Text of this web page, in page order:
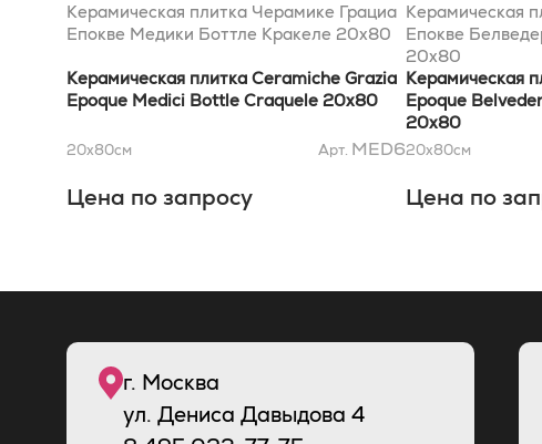
Керамическая плитка Черамике Грациа
Епокве Медики Боттле Кракеле 20x80
Керамическая плитка Ceramiche Grazia
Epoque Medici Bottle Craquele 20x80
20x80см Арт. MED6
Цена по запросу
Керамическая
Епокве
20x80
Керамическая
Epoque
20x80
20x80см
Цена по
г. Москва
ул. Дениса Давыдова 4